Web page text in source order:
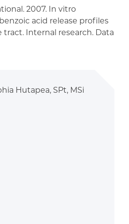
2007. In vitro
acid release profiles
Internal research. Data